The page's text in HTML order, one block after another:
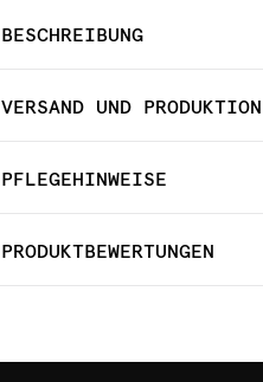
BESCHREIBUNG
VERSAND UND PRODUKTION
PFLEGEHINWEISE
PRODUKTBEWERTUNGEN